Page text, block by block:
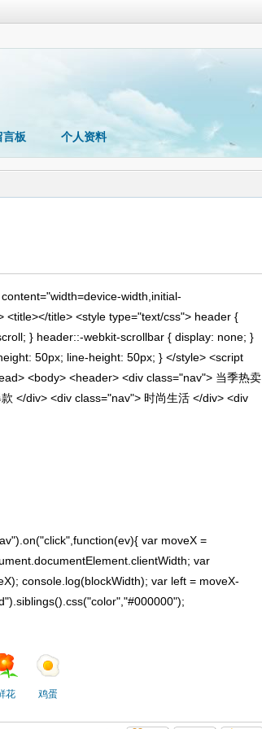
言板 个人资料
content="width=device-width,initial-
<title></title> <style type="text/css"> header {
} header::-webkit-scrollbar { display: none; }
: 50px; line-height: 50px; } </style> <script
> <body> <header> <div class="nav"> 当季热卖
</div> <div class="nav"> 时尚生活 </div> <div
).on("click" function(ev){ var moveX =
.documentElement.clientWidth; var
console .log(blockWidth); var left = moveX-
).siblings().css("color" "#000000");
花 鸡蛋